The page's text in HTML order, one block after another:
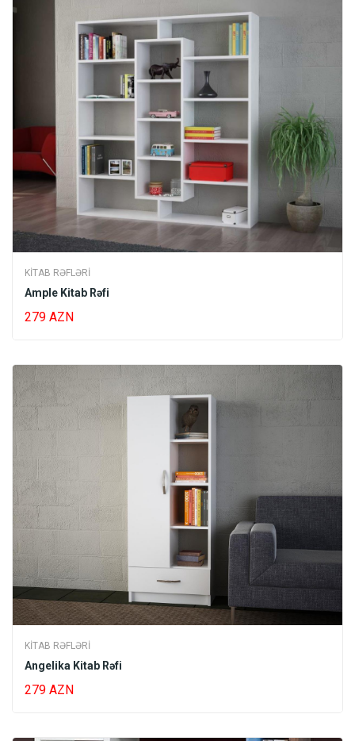
KITAB RƏFLƏRI
Ample Kitab Rəfi
279 AZN
KITAB RƏFLƏRI
Angelika Kitab Rəfi
279 AZN